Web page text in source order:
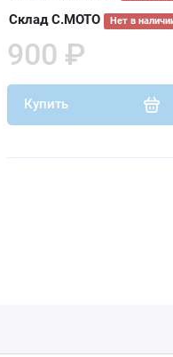
Склад С.МОТО Нет в
900 ₽
Купить